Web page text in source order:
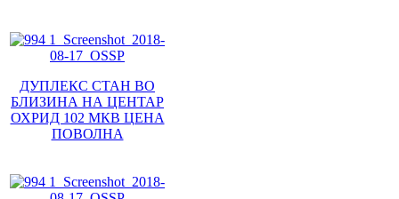
ДУПЛЕКС СТАН ВО
БЛИЗИНА НА ЦЕНТАР
ОХРИД 102 МКВ ЦЕНА
ПОВОЛНА